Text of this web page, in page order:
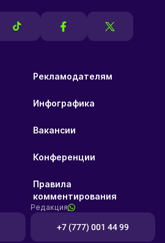
Рекламодателям
Инфографика
Вакансии
Конференции
Правила
комментирования
Редакция
+7 (777) 001 44 99